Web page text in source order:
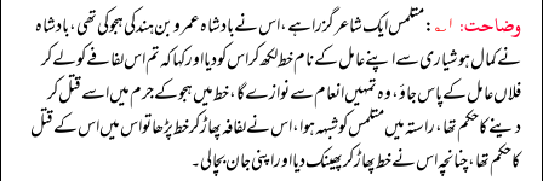
وضاحت: ۱؎ : متلمس ایک شاعر گزرا ہے، اس نے بادشاہ عمرو بن ہند کی ہجو کی تھی، بادشاہ
نے کمال ہوشیاری سے اپنے عامل کے نام خط لکھ کر اس کو دیا اور کہا کہ تم اس لفافے کو لے کر
فلاں عامل کے پاس جاؤ، وہ تمہیں انعام سے نوازے گا، خط میں ہجو کے جرم میں اسے قتل کر
دینے کا حکم تھا، راستہ میں متلمس کو شبہہ ہوا، اس نے لفافہ پھاڑ کر خط پڑھا تو اس میں اس کے قتل
کا حکم تھا، چنانچہ اس نے خط پھاڑ کر پھینک دیا اور اپنی جان بچا لی۔